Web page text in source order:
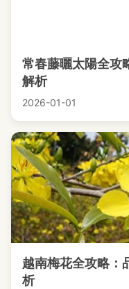
常春藤曬太陽全攻
解析
2026-01-01
越南梅花全攻略：
析